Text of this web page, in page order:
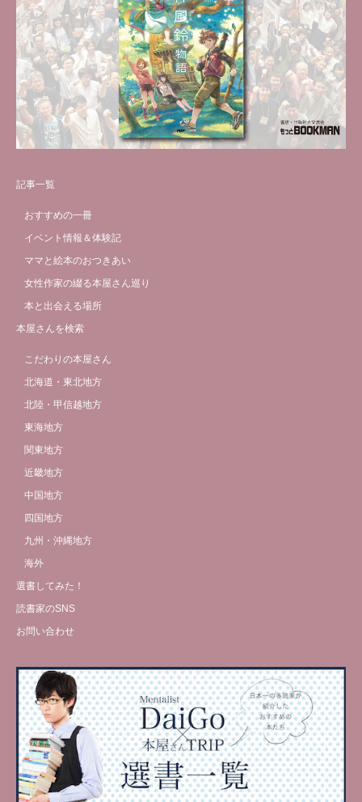
記事一覧
おすすめの一冊
イベント情報＆体験記
ママと絵本のおつきあい
女性作家の綴る本屋さん巡り
本と出会える場所
本屋さんを検索
こだわりの本屋さん
北海道・東北地方
北陸・甲信越地方
東海地方
関東地方
近畿地方
中国地方
四国地方
九州・沖縄地方
海外
選書してみた！
読書家のSNS
お問い合わせ